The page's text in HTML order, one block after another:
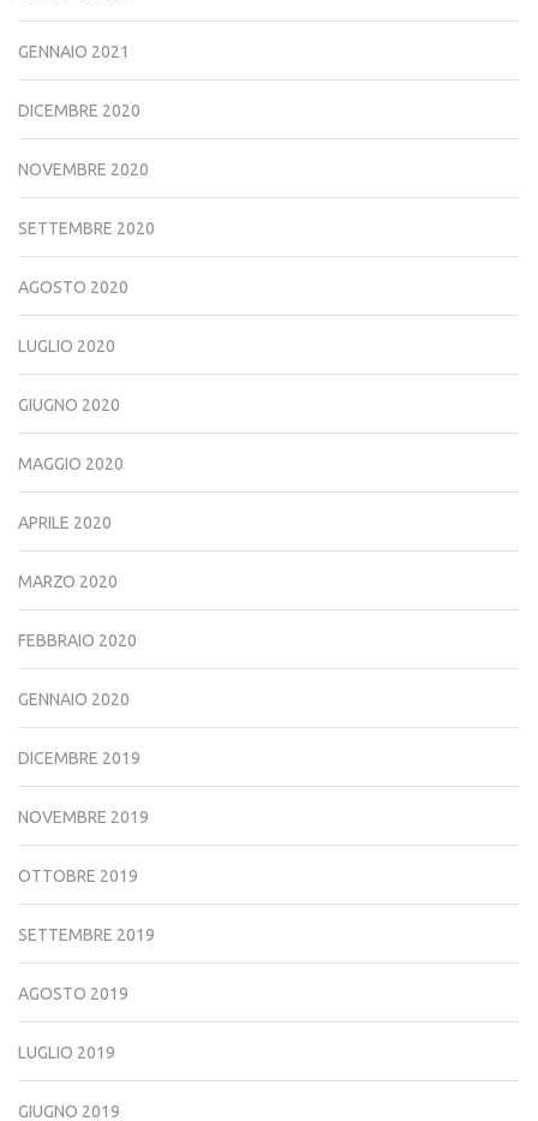
GENNAIO 2021
DICEMBRE 2020
NOVEMBRE 2020
SETTEMBRE 2020
AGOSTO 2020
LUGLIO 2020
GIUGNO 2020
MAGGIO 2020
APRILE 2020
MARZO 2020
FEBBRAIO 2020
GENNAIO 2020
DICEMBRE 2019
NOVEMBRE 2019
OTTOBRE 2019
SETTEMBRE 2019
AGOSTO 2019
LUGLIO 2019
GIUGNO 2019